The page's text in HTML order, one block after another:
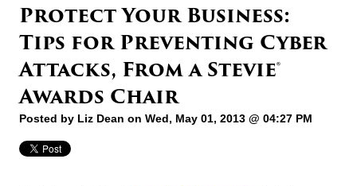
Protect Your Business:
Tips for Preventing Cyber
Attacks, From a Stevie®
Awards Chair
Posted by Liz Dean on Wed, May 01, 2013 @ 04:27 PM